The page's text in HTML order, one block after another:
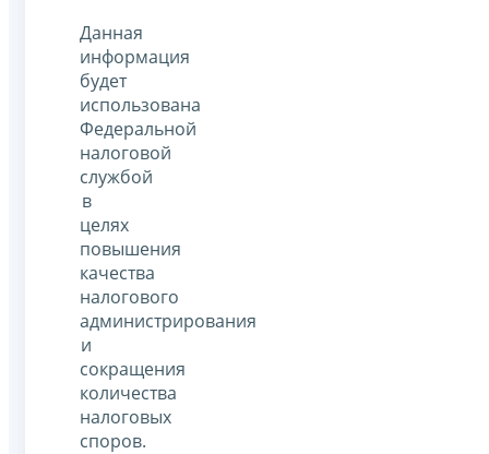
Данная
информация
будет
использована
Федеральной
налоговой
службой
в
целях
повышения
качества
налогового
администрирования
и
сокращения
количества
налоговых
споров.